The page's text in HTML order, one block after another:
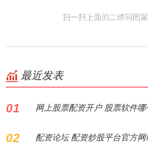
最近发表
01 网上股票配资开户 股票软件
02 配资论坛 配资炒股平台官方